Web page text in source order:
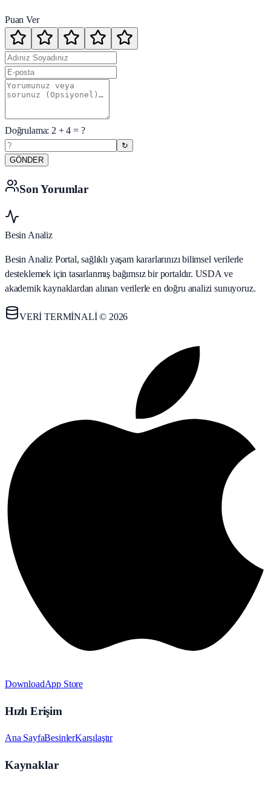
Puan Ver
Doğrulama:2+4 = ?
↻
GÖNDER
Son Yorumlar
Besin Analiz
Besin Analiz Portal, sağlıklı yaşam kararlarınızı bilimsel verilerle
desteklemek için tasarlanmış bağımsız bir portaldır. USDA ve
akademik kaynaklardan alınan verilerle en doğru analizi sunuyoruz.
VERİ TERMİNALİ © 2026
DownloadApp Store
Hızlı Erişim
Ana SayfaBesinlerKarşılaştır
Kaynaklar